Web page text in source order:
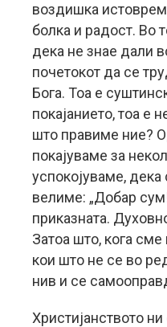
воздишка
болка и радост. Во
дека не знае дали
почетокот да се
Бога. Тоа е
покајанието, тоа е
што правиме ние?
покајуваме за
успокојуваме,
велиме: „Добар
приказната.
Затоа што, кога
кои што не се во
нив и се
Христијанството